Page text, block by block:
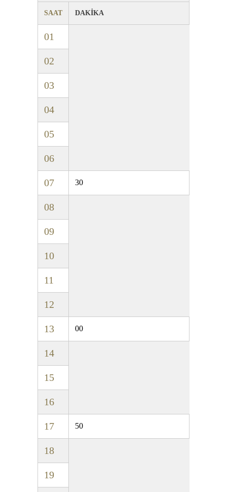
SAAT DAKİKA
01
02
03
04
05
06
07 30
08
09
10
11
12
13 00
14
15
16
17 50
18
19